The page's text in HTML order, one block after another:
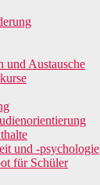
und Austausche
und -psychologie
für Schüler